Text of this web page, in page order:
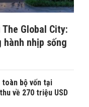
Global City:
hành nhịp sống
bộ vốn tại
về 270 triệu USD